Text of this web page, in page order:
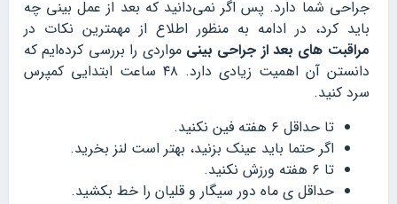
جراحی شما دارد. پس اگر نمی‌دانید که بعد از عمل بینی چه
باید کرد، در ادامه به منظور اطلاع از مهمترین نکات در
مراقبت های بعد از جراحی بینی مواردی را بررسی کرده‌ایم که
دانستن آن اهمیت زیادی دارد. ۴۸ ساعت ابتدایی کمپرس
سرد کنید.
تا حداقل ۶ هفته فین نکنید.
اگر حتما باید عینک بزنید، بهتر است لنز بخرید.
تا ۶ هفته ورزش نکنید.
حداقل ی ماه دور سیگار و قلیان را خط بکشید.